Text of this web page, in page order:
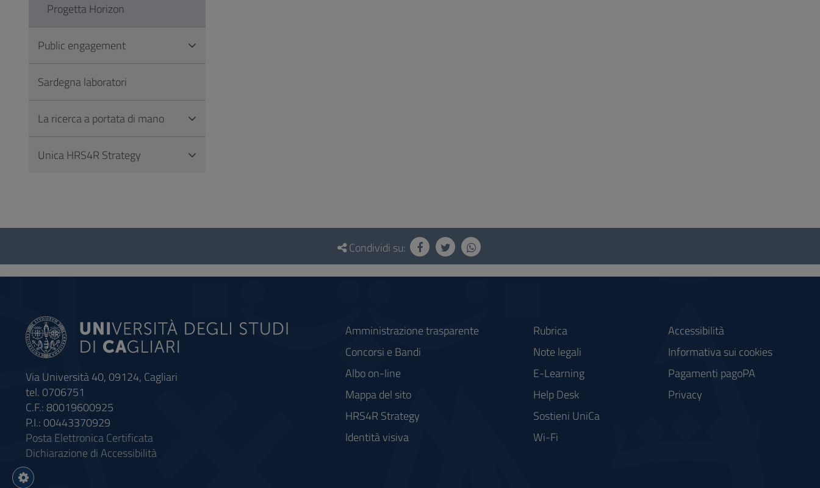
Progetta Horizon
Public engagement
Sardegna laboratori
La ricerca a portata di mano
Unica HRS4R Strategy
Questionario
social
Condividi su:
Via Università 40, 09124, Cagliari
tel. 0706751
C.F.: 80019600925
P.I.: 00443370929
Posta Elettronica Certificata
Dichiarazione di Accessibilità
Amministrazione trasparente
Concorsi e Bandi
Albo on-line
Mappa del sito
HRS4R Strategy
Identità visiva
Rubrica
Note legali
E-Learning
Help Desk
Sostieni UniCa
Wi-Fi
Accessibilità
Informativa sui cookies
Pagamenti pagoPA
Privacy
Impostazioni